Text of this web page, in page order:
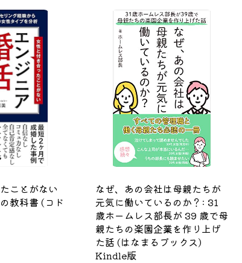
ことがない
教科書 (コド
なぜ、あの会社は母親たちが
元気に働いているのか？: 31
歳ホームレス部長が 39 歳で母
親たちの楽園企業を作り上げ
た話 (はなまるブックス)
Kindle版